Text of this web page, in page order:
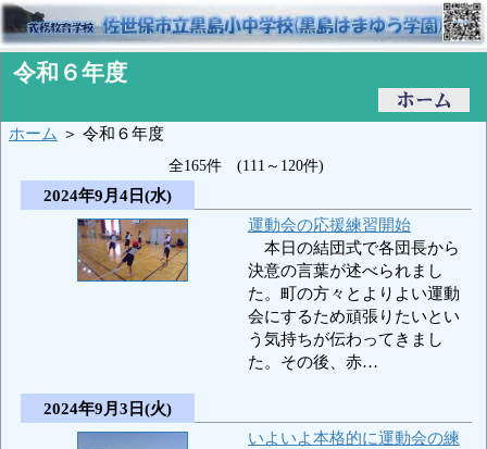
令和６年度
ホーム ＞ 令和６年度
全165件 (111～120件)
2024年9月4日(水)
運動会の応援練習開始
本日の結団式で各団長から
決意の言葉が述べられまし
た。町の方々とよりよい運動
会にするため頑張りたいとい
う気持ちが伝わってきまし
た。その後、赤…
2024年9月3日(火)
いよいよ本格的に運動会の練